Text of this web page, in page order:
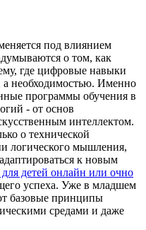
под влиянием
о том, как
где цифровые навыки
а необходимостью. Именно
программы обучения в
- от основ
интеллектом.
о технической
логического мышления,
к новым
детей онлайн или очно
успеха. Уже в младшем
базовые принципы
средами и даже